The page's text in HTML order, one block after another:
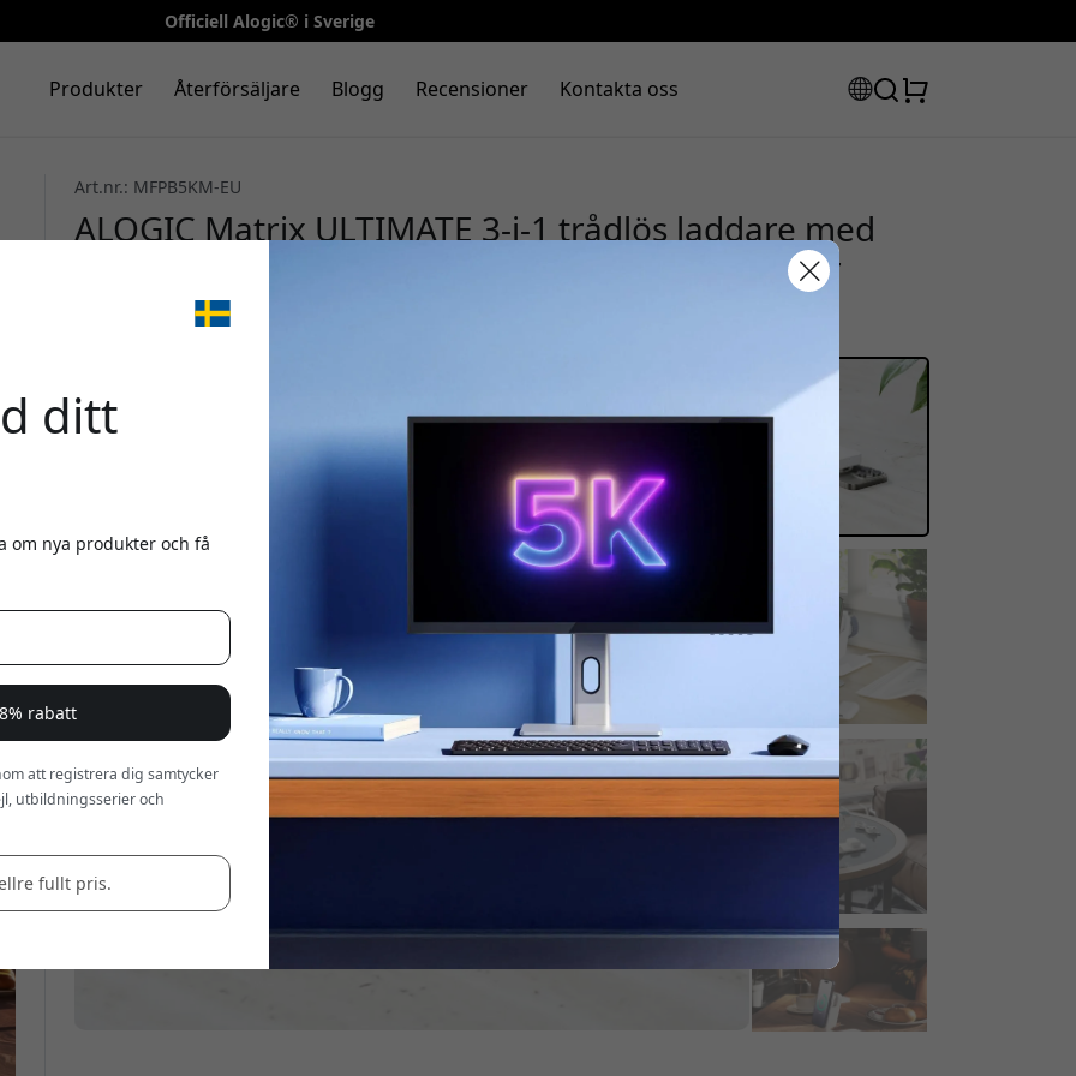
Officiell Alogic® i Sverige
Produkter Återförsäljare Blogg Recensioner Kontakta oss
Art.nr.: MFPB5KM-EU
ALOGIC Matrix ULTIMATE 3-i-1 trådlös laddare med
MagSafe Power Bank och 30W USB-C-laddare för
iPhone och Apple Watch - Vit
ditt
om nya produkter och få
rabatt
att registrera dig samtycker
utbildningsserier och
fullt pris.
Använd denna kod i kassan för att få 8% rabatt.